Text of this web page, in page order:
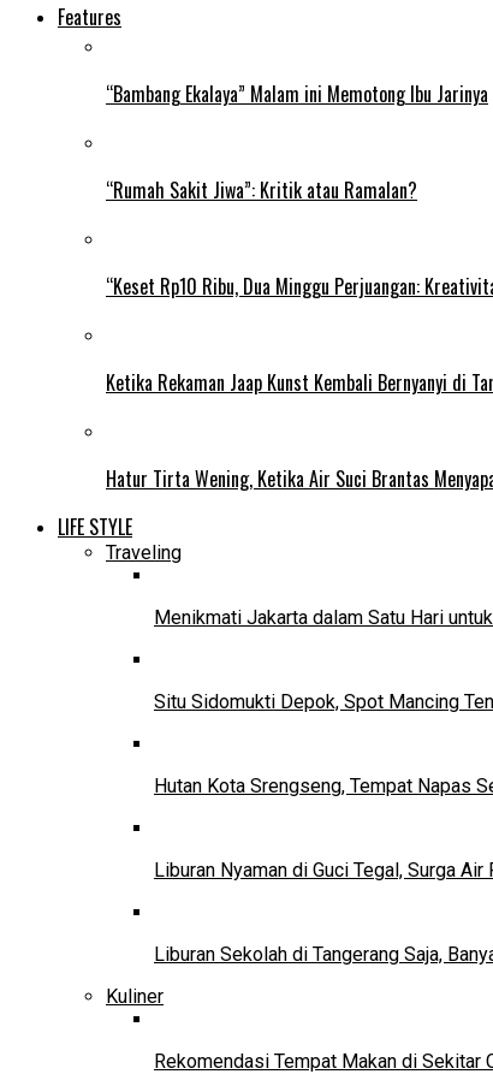
Features
“Bambang Ekalaya” Malam ini Memotong Ibu Jarinya
“Rumah Sakit Jiwa”: Kritik atau Ramalan?
“Keset Rp10 Ribu, Dua Minggu Perjuangan:
Ketika Rekaman Jaap Kunst Kembali Bernyanyi di
Hatur Tirta Wening, Ketika Air Suci Brantas
LIFE STYLE
Traveling
Menikmati Jakarta dalam Satu Hari
Situ Sidomukti Depok, Spot Mancing
Hutan Kota Srengseng, Tempat Napas
Liburan Nyaman di Guci Tegal, Surga
Liburan Sekolah di Tangerang Saja,
Kuliner
Rekomendasi Tempat Makan di Sekitar